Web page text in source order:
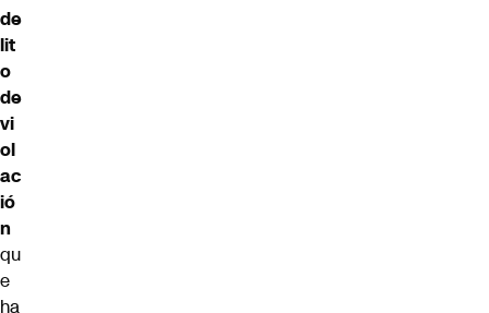
de
lit
o
de
vi
ol
ac
ió
n
qu
e
ha